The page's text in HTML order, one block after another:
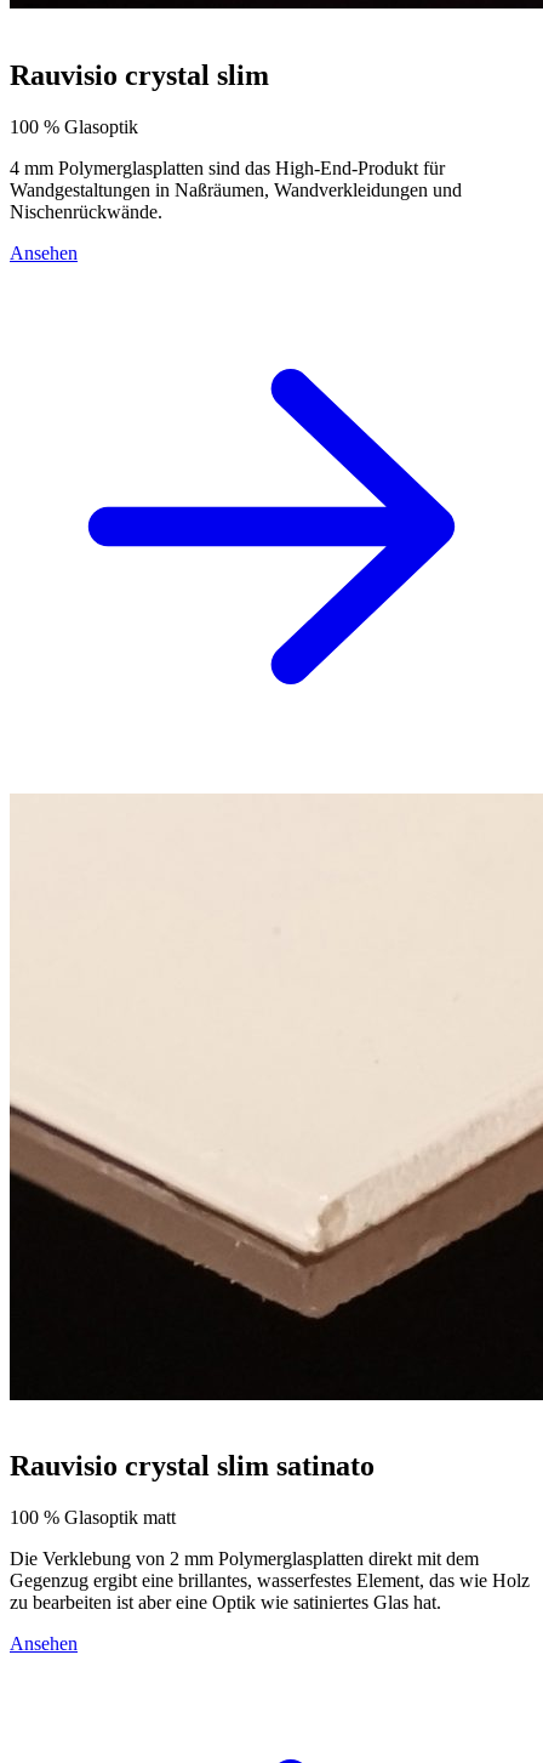
Rauvisio crystal slim
100 % Glasoptik
4 mm Polymerglasplatten sind das High-End-Produkt für
Wandgestaltungen in Naßräumen, Wandverkleidungen und
Nischenrückwände.
Ansehen
Rauvisio crystal slim satinato
100 % Glasoptik matt
Die Verklebung von 2 mm Polymerglasplatten direkt mit dem
Gegenzug ergibt eine brillantes, wasserfestes Element, das wie Holz
zu bearbeiten ist aber eine Optik wie satiniertes Glas hat.
Ansehen